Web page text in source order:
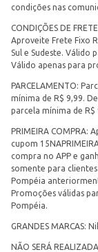
condições nas
CONDIÇÕES DE
Aproveite Frete Fixo
Sul e Sudeste. Válido
Válido apenas para
PARCELAMENTO:
mínima de R$ 9,99.
parcela mínima de R$
PRIMEIRA COMPRA:
cupom
compra no APP e
somente para
Pompéia
Promoções válidas
Pompéia.
GRANDES MARCAS:
NÃO SERÁ